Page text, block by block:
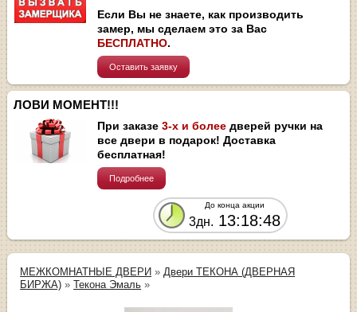
Если Вы не знаете, как производить
замер, мы сделаем это за Вас
БЕСПЛАТНО.
Оставить заявку
ЛОВИ МОМЕНТ!!!
При заказе3-х и более дверей ручки на
все двери в подарок! Доставка
бесплатная!
Подробнее
До конца акции
3дн. 13:18:48
МЕЖКОМНАТНЫЕ ДВЕРИ » Двери ТЕКОНА (ДВЕРНАЯ
БИРЖА) »Текона Эмаль »